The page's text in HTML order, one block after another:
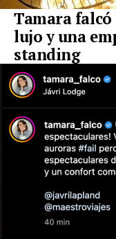
Tamara
lujo y una
standing